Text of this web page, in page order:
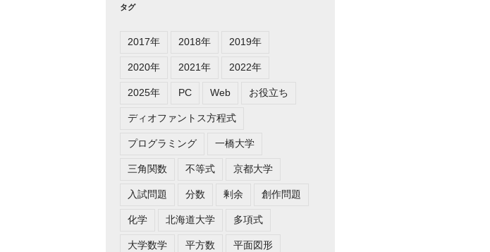
タグ
2017年 2018年 2019年
2020年 2021年 2022年
2025年 PC Web お役立ち
ディオファントス方程式
プログラミング 一橋大学
三角関数 不等式 京都大学
入試問題 分数 剰余 創作問題
化学 北海道大学 多項式
大学数学 平方数 平面図形